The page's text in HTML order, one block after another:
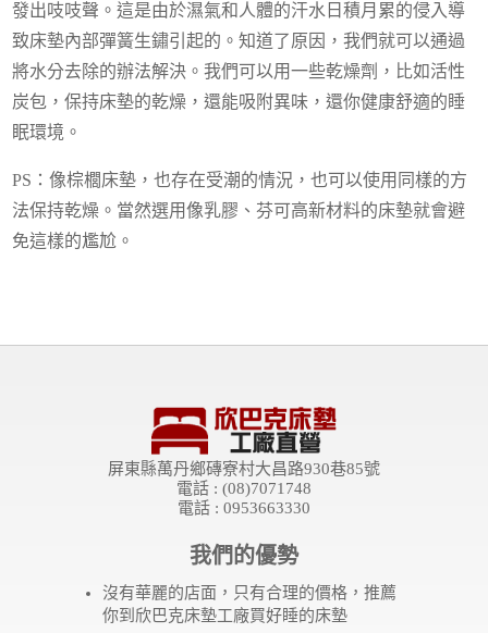
發出吱吱聲。這是由於濕氣和人體的汗水日積月累的侵入導
致床墊內部彈簧生鏽引起的。知道了原因，我們就可以通過
將水分去除的辦法解決。我們可以用一些乾燥劑，比如活性
炭包，保持床墊的乾燥，還能吸附異味，還你健康舒適的睡
眠環境。
PS：像棕櫚床墊，也存在受潮的情況，也可以使用同樣的方
法保持乾燥。當然選用像乳膠、芬可高新材料的床墊就會避
免這樣的尷尬。
屏東縣萬丹鄉磚寮村大昌路930巷85號
電話 : (08)7071748
電話 : 0953663330
我們的優勢
沒有華麗的店面，只有合理的價格，推薦
你到欣巴克床墊工廠買好睡的床墊